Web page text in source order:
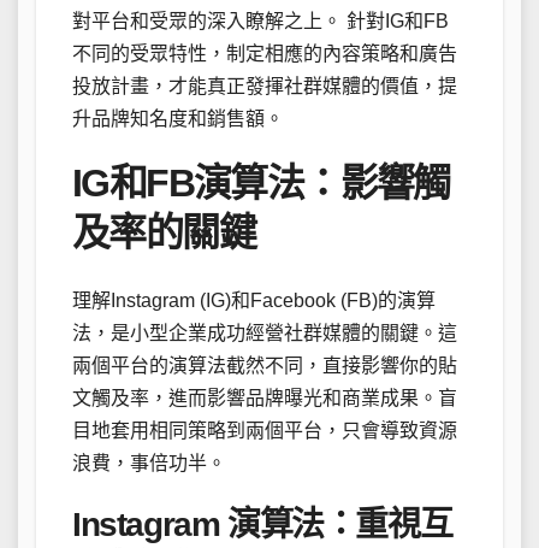
對平台和受眾的深入瞭解之上。 針對IG和FB
不同的受眾特性，制定相應的內容策略和廣告
投放計畫，才能真正發揮社群媒體的價值，提
升品牌知名度和銷售額。
IG和FB演算法：影響觸
及率的關鍵
理解Instagram (IG)和Facebook (FB)的演算
法，是小型企業成功經營社群媒體的關鍵。這
兩個平台的演算法截然不同，直接影響你的貼
文觸及率，進而影響品牌曝光和商業成果。盲
目地套用相同策略到兩個平台，只會導致資源
浪費，事倍功半。
Instagram 演算法：重視互